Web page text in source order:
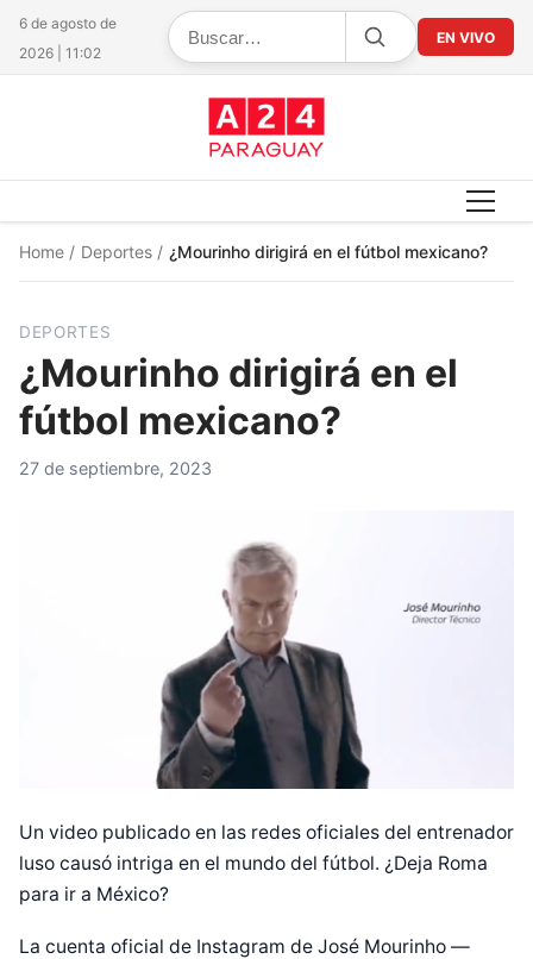
6 de agosto de
2026 | 11:02
EN VIVO
Home / Deportes / ¿Mourinho dirigirá en el fútbol mexicano?
DEPORTES
¿Mourinho dirigirá en el
fútbol mexicano?
27 de septiembre, 2023
Un video publicado en las redes oficiales del entrenador
luso causó intriga en el mundo del fútbol. ¿Deja Roma
para ir a México?
La cuenta oficial de Instagram de José Mourinho —